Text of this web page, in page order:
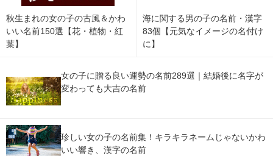
秋生まれの女の子の古風＆かわ
いい名前150選【花・植物・紅
葉】
海に関する男の子の名前・漢字
83個【元気なイメージの名付け
に】
女の子に贈る良い運勢の名前289選｜結婚後に名字が
変わっても大吉の名前
珍しい女の子の名前集！キラキラネームじゃないかわ
いい響き、漢字の名前